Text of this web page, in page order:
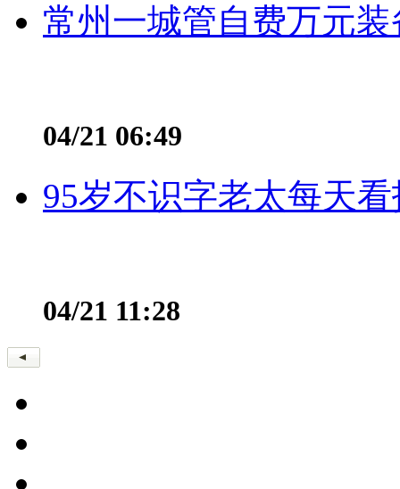
常州一城管自费万元
04/21 06:49
95岁不识字老太每天
04/21 11:28